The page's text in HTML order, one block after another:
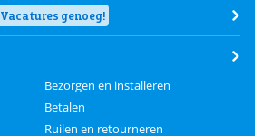
Vacatures genoeg!
Bezorgen en installeren
Betalen
Ruilen en retourneren